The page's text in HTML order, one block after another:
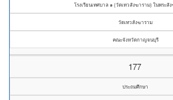
โรงเรียนเทศบาล ๑ (วัดเทวสังฆาราม) ในพระสั
วัดเทวสังฆาราม
คณะจังหวัดกาญจนบุรี
177
ประถมศึกษา